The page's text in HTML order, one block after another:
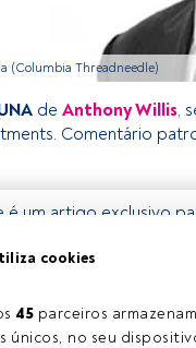
cookies
45 parceiros
únicos, no seu
(Columbia Threadneedle)
de Anthony Willis,
Comentário
é um artigo exclusivo
lo a registar-se